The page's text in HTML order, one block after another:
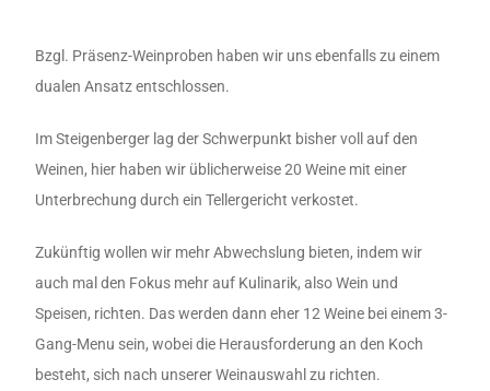
Bzgl. Präsenz-Weinproben haben wir uns ebenfalls zu einem
dualen Ansatz entschlossen.
Im Steigenberger lag der Schwerpunkt bisher voll auf den
Weinen, hier haben wir üblicherweise 20 Weine mit einer
Unterbrechung durch ein Tellergericht verkostet.
Zukünftig wollen wir mehr Abwechslung bieten, indem wir
auch mal den Fokus mehr auf Kulinarik, also Wein und
Speisen, richten. Das werden dann eher 12 Weine bei einem 3-
Gang-Menu sein, wobei die Herausforderung an den Koch
besteht, sich nach unserer Weinauswahl zu richten.